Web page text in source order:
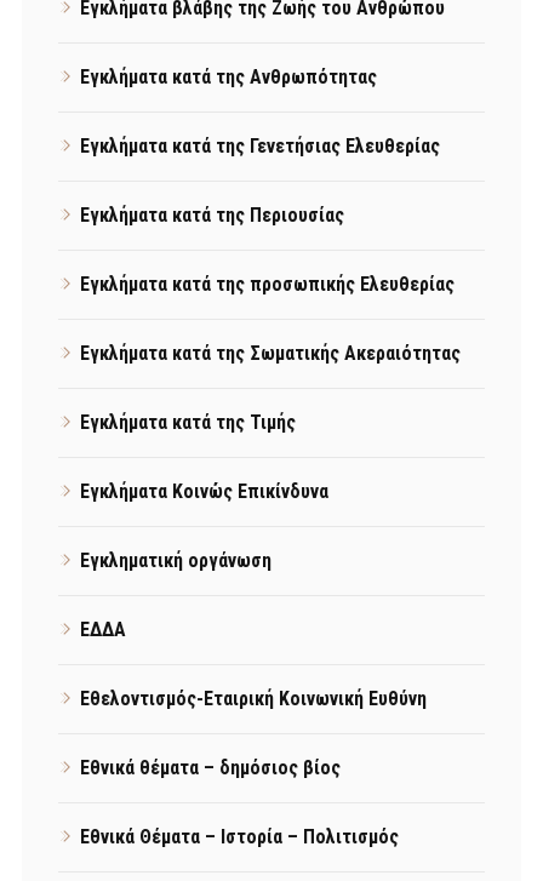
Εγκλήματα βλάβης της Ζωής του Ανθρώπου
Εγκλήματα κατά της Ανθρωπότητας
Εγκλήματα κατά της Γενετήσιας Ελευθερίας
Εγκλήματα κατά της Περιουσίας
Εγκλήματα κατά της προσωπικής Ελευθερίας
Εγκλήματα κατά της Σωματικής Ακεραιότητας
Εγκλήματα κατά της Τιμής
Εγκλήματα Κοινώς Επικίνδυνα
Εγκληματική οργάνωση
ΕΔΔΑ
Εθελοντισμός-Εταιρική Κοινωνική Ευθύνη
Εθνικά θέματα – δημόσιος βίος
Εθνικά Θέματα – Ιστορία – Πολιτισμός